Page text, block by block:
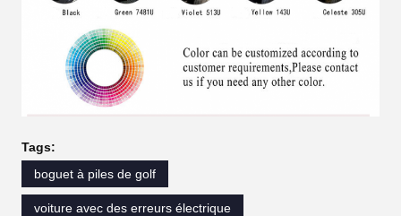
Tags:
boguet à piles de golf
voiture avec des erreurs électrique